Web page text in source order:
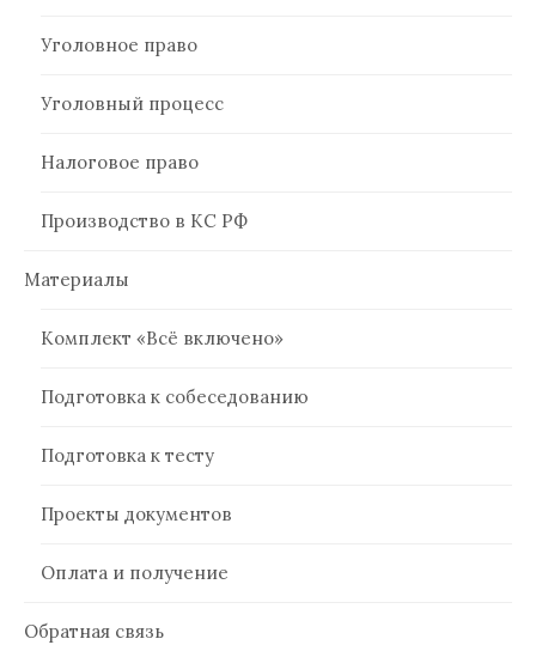
Уголовное право
Уголовный процесс
Налоговое право
Производство в КС РФ
Материалы
Комплект «Всё включено»
Подготовка к собеседованию
Подготовка к тесту
Проекты документов
Оплата и получение
Обратная связь